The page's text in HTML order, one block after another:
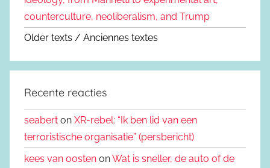
counterculture, neoliberalism, and Trump
Older texts / Anciennes textes
Recente reacties
seabert on XR-rebel: “Ik ben lid van een
terroristische organisatie” (persbericht)
kees van oosten onWat is sneller, de auto of de